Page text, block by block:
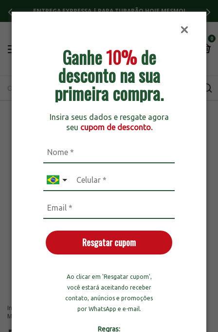
Ganhe10%de
desconto na sua
primeira compra.
Insira seus dados e resgate agora
seu cupom de desconto.
Resgatar cupom
Ao clicar em 'Resgatar cupom',
você estará aceitando receber
contato, anúncios e promoções
por WhatsApp e e-mail.
Regras:
ENTREGA EXPRESSA | PARA TUBARÃO HOJE MESMO!
0
Início Suplementos Funcionais > Essential Nutrition Melatonin Duo
Menta com 120 Cápsulas